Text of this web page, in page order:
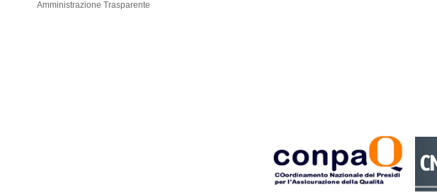
Amministrazione Trasparente